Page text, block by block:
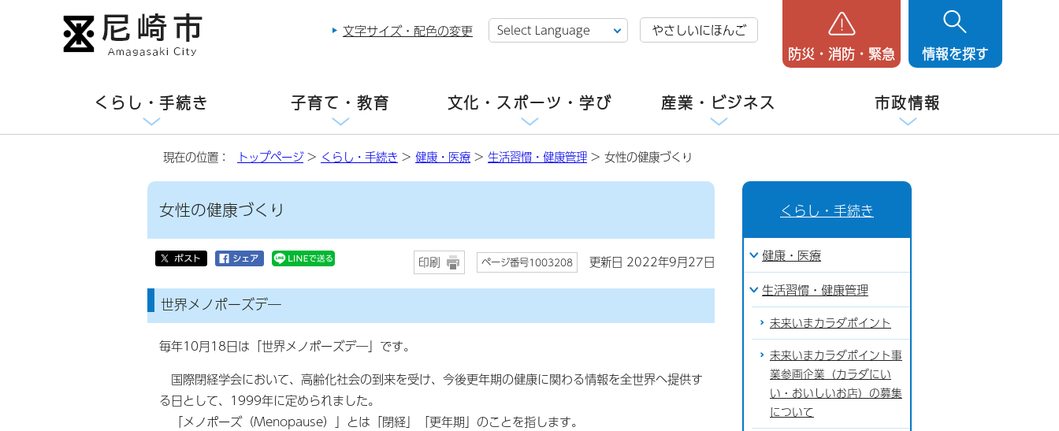
文字サイズ・配色の変更 やさしいにほんご
防災・消防・緊急 情報を探す
くらし・手続き 子育て・教育 文化・スポーツ・学び 産業・ビジネス 市政情報
現在の位置： トップページ> くらし・手続き > 健康・医療 > 生活習慣・健康管理 > 女性の健康づくり
女性の健康づくり
印刷 ページ番号1003208 更新日 2022年9月27日
世界メノポーズデ―
毎年10月18日は「世界メノポーズデ―」です。
国際閉経学会において、高齢化社会の到来を受け、今後更年期の健康に関わる情報を全世界へ提供す
る日として、1999年に定められました。
「メノポーズ（Menopause）」とは「閉経」「更年期」のことを指します。
くらし・手続き
健康・医療
生活習慣・健康管理
未来いまカラダポイント
未来いまカラダポイント事
業参画企業（カラダにい
い・おいしいお店）の募集
について